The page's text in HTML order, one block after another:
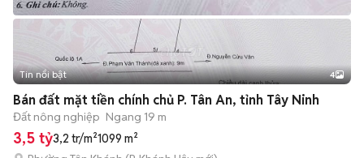
Tin nổi bật 4
Bán đất mặt tiền chính chủ P. Tân An, tỉnh Tây Ninh
Đất nông nghiệp Ngang 19 m
3,5 tỷ3,2 tr/m²1099 m²